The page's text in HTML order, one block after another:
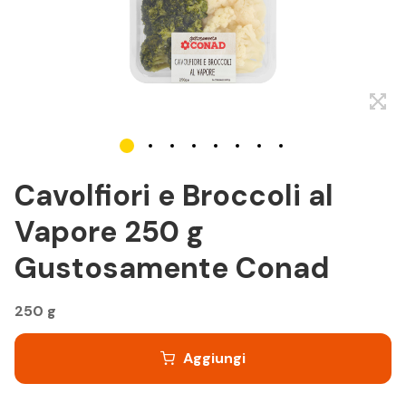
Cavolfiori e Broccoli al
Vapore 250 g
Gustosamente Conad
250 g
Aggiungi